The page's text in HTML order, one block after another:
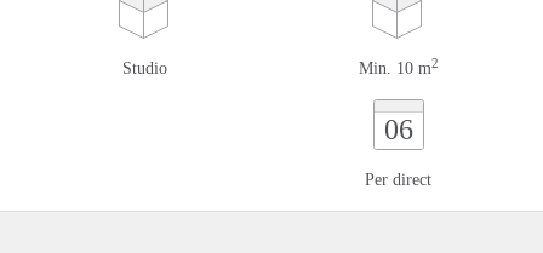
Studio Min. 10 m2
06
Per direct